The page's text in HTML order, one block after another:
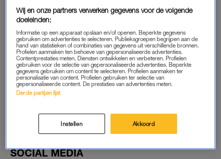
voor te zijn om te voorspellen dat 2021 een financiële nekslag
voor velen gaat worden. Dat is niet leuk om te zeggen, maar zo
is het wel.”
Desondanks zal 2021 “niet zo’n impact hebben als 2020”. “We
zijn keihard geconfronteerd met dit virus, er zijn beperkingen
opgelegd en we hebben dierbaren verloren. Het nieuwe jaar
zal niet zo worden als 2020, omdat het bijna niet erger kan.”
Medium Joke maakt zéér korte metten met jokkende beller
SOCIAL MEDIA
Wij en onze partners verwerken gegevens voor de volgende
doeleinden:
Informatie op een apparaat opslaan en/of openen. Beperkte gegevens
gebruiken om advertenties te selecteren. Publieksgroepen begrijpen aan de
hand van statistieken of combinaties van gegevens uit verschillende bronnen.
Profielen aanmaken ten behoeve van gepersonaliseerde advertenties.
Contentprestaties meten. Diensten ontwikkelen en verbeteren. Profielen
gebruiken voor de selectie van gepersonaliseerde advertenties. Beperkte
gegevens gebruiken om content te selecteren. Profielen aanmaken ter
personalisatie van content. Profielen gebruiken ter selectie van
gepersonaliseerde content. De prestaties van advertenties meten.
Derde partijen lijst
Instellen Akkoord